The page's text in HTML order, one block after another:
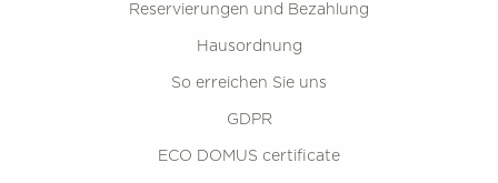
Reservierungen und Bezahlung
Hausordnung
So erreichen Sie uns
GDPR
ECO DOMUS certificate